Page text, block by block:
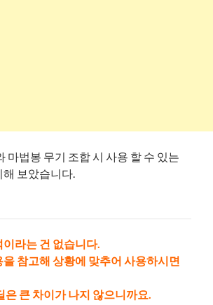
마법봉 무기 조합 시 사용 할 수 있는
해 보았습니다.
라는 건 없습니다.
참고해 상황에 맞추어 사용하시면
은 큰 차이가 나지 않으니까요.